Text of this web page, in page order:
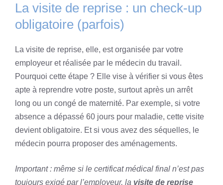
La visite de reprise : un check-up
obligatoire (parfois)
La visite de reprise, elle, est organisée par votre
employeur et réalisée par le médecin du travail.
Pourquoi cette étape ? Elle vise à vérifier si vous êtes
apte à reprendre votre poste, surtout après un arrêt
long ou un congé de maternité. Par exemple, si votre
absence a dépassé 60 jours pour maladie, cette visite
devient obligatoire. Et si vous avez des séquelles, le
médecin pourra proposer des aménagements.
Important : même si le certificat médical final n’est pas
toujours exigé par l’employeur, la visite de reprise